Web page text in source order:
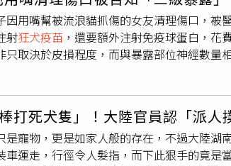
免費使用公立殯葬設施 殉職公務人員7月1
立殯葬設施管理費須專款專用，管理費需
及提供犬貓往生屍體免費火化、樹葬，另
的卡友可上網轉換數位卡，享有更便捷的服
身分證字號及出生年月日，即可查詢寵物
站、狂犬病疫苗注射日期、狂全病疫苗牌號
參加抽獎活動，歡迎飼養寵物民眾一起加
因用嘴幫被流浪貓抓傷的女友清理傷口，被
射狂犬疫苗 ，還要額外注射免疫球蛋白，花
取決於皮損程度，而與暴露部位神經數量
清理傷口不可取。若一時找不到肥皂清理，
險。據了解，狂犬病可於恆溫動物身上造
能誘發身體產生足夠的免疫力從而消滅狂
行為、不可自制的興奮感、恐水症、部分
但長可長至1年，短可短到1週內，發病時
打死犬隻」！大陸官員認「派人
寵物，更是如家人般的存在，不過大陸湖
車運走，行徑令人髮指，而下此狠手的竟是